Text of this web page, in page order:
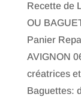
Recette de
OU
Panier
AVIGNON
créatrices
Baguettes: